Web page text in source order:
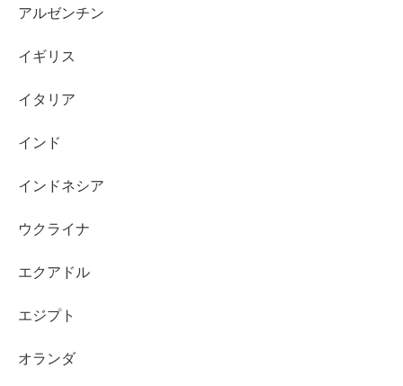
アルゼンチン
イギリス
イタリア
インド
インドネシア
ウクライナ
エクアドル
エジプト
オランダ